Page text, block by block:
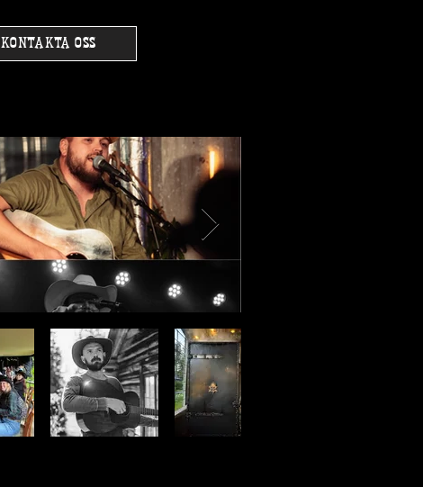
KONTAKTA OSS